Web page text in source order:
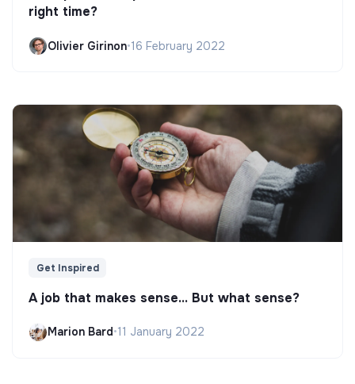
right time?
Olivier Girinon•16 February 2022
Get Inspired
A job that makes sense... But what sense?
Marion Bard•11 January 2022